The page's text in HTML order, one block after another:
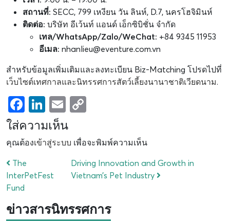
สถานที่: SECC, 799 เหงียน วัน ลินห์, D.7, นครโฮจิมินห์
ติดต่อ: บริษัท อีเว้นท์ แอนด์ เอ็กซิบิชั่น จำกัด
เทล/WhatsApp/Zalo/WeChat: +84 9345 11953
อีเมล: nhanlieu@eventure.com.vn
สำหรับข้อมูลเพิ่มเติมและลงทะเบียน Biz-Matching โปรดไปที่
เว็บไซต์เทศกาลและนิทรรศการสัตว์เลี้ยงนานาชาติเวียดนาม.
Facebook
LinkedIn
Email
ใส่ความเห็น
คุณต้องเข้าสู่ระบบ เพื่อจะพิมพ์ความเห็น
The
InterPetFest
Fund
Driving Innovation and Growth in
Vietnam’s Pet Industry
ข่าวสารนิทรรศการ